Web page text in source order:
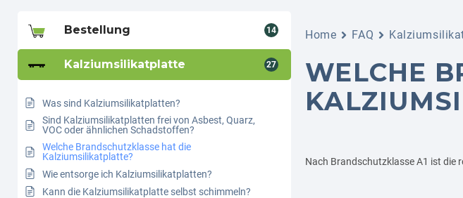
Bestellung 14
Kalziumsilikatplatte 27
Was sind Kalziumsilikatplatten?
Sind Kalziumsilikatplatten frei von Asbest, Quarz,
VOC oder ähnlichen Schadstoffen?
Welche Brandschutzklasse hat die
Kalziumsilikatplatte?
Wie entsorge ich Kalziumsilikatplatten?
Kann die Kalziumsilikatplatte selbst schimmeln?
Home FAQ
WELCHE
Nach Brandschutzklasse A1 ist die